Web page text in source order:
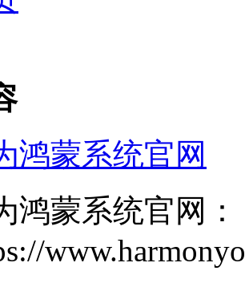
鸿蒙系统官网
鸿蒙系统官网：